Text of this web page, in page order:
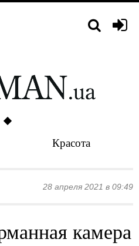
Красота
28 апреля 2021 в 09:49
камера